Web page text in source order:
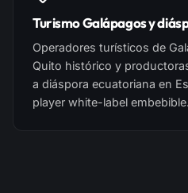
Turismo Galápagos y
Operadores turísticos de
Quito histórico y
a diáspora ecuatoriana en
player white-label embebible.